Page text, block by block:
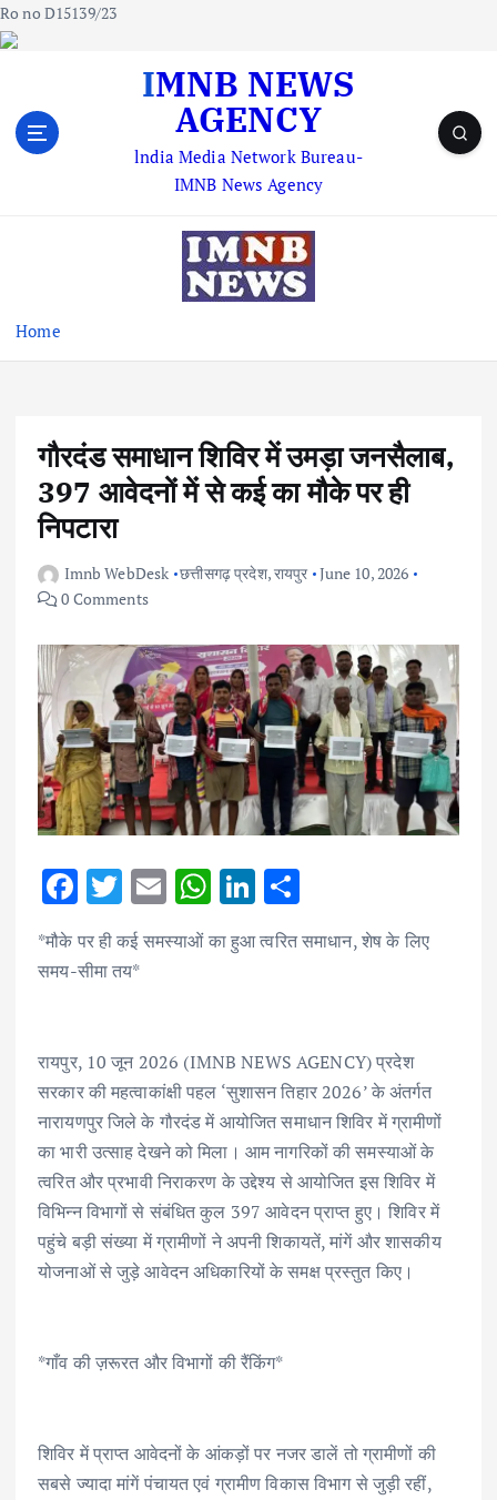
Ro no D15139/23
IMNB NEWS
AGENCY
lndia Media Network Bureau-
IMNB News Agency
Home
गौरदंड समाधान शिविर में उमड़ा जनसैलाब,
397 आवेदनों में से कई का मौके पर ही
निपटारा
Imnb WebDesk छत्तीसगढ़ प्रदेश,रायपुर June 10, 2026
0 Comments
F
ac
e
b
o
k
T
w
it
te
E
m
ai
W
at
p
p
Li
n
k
n
ar
*मौके पर ही कई समस्याओं का हुआ त्वरित समाधान, शेष के लिए
समय-सीमा तय*
रायपुर, 10 जून 2026 (IMNB NEWS AGENCY) प्रदेश
सरकार की महत्वाकांक्षी पहल ‘सुशासन तिहार 2026’ के अंतर्गत
नारायणपुर जिले के गौरदंड में आयोजित समाधान शिविर में ग्रामीणों
का भारी उत्साह देखने को मिला। आम नागरिकों की समस्याओं के
त्वरित और प्रभावी निराकरण के उद्देश्य से आयोजित इस शिविर में
विभिन्न विभागों से संबंधित कुल 397 आवेदन प्राप्त हुए। शिविर में
पहुंचे बड़ी संख्या में ग्रामीणों ने अपनी शिकायतें, मांगें और शासकीय
योजनाओं से जुड़े आवेदन अधिकारियों के समक्ष प्रस्तुत किए।
*गाँव की ज़रूरत और विभागों की रैंकिंग*
शिविर में प्राप्त आवेदनों के आंकड़ों पर नजर डालें तो ग्रामीणों की
सबसे ज्यादा मांगें पंचायत एवं ग्रामीण विकास विभाग से जुड़ी रहीं,